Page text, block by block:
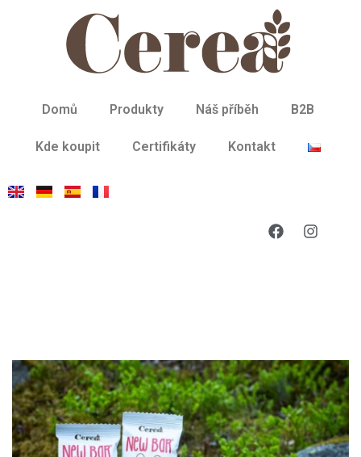
Domů Produkty Náš příběh B2B
Kde koupit Certifikáty Kontakt